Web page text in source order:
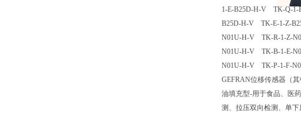
1-E-B25D-H-V TK-Q-
B25D-H-V TK-E-1-Z-
N01U-H-V TK-R-1-Z-
N01U-H-V TK-B-1-E-
N01U-H-V TK-P-1-F-
GEFRAN位移传感器（
油填充型-用于食品、医
测、拉压双向检测、单